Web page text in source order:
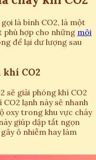
là bình CO2, là một
phù hợp cho những môi
để lại dư lượng sau
khí CO2
sẽ giải phóng khí CO2
lạnh này sẽ nhanh
oxy trong khu vực cháy
giúp dập tắt ngọn
ô nhiễm hay làm